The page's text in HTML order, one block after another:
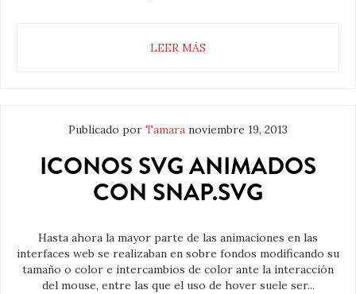
LEER MÁS
Publicado por Tamara noviembre 19, 2013
ICONOS SVG ANIMADOS
CON SNAP.SVG
Hasta ahora la mayor parte de las animaciones en las
interfaces web se realizaban en sobre fondos modificando su
tamaño o color e intercambios de color ante la interacción
del mouse, entre las que el uso de hover suele ser...